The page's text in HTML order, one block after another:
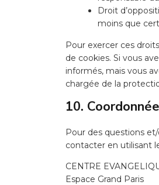
Droit
moins que
Pour exercer ces
de cookies. Si vous
informés, mais vous
chargée de la
10.
Pour des questions
contacter en utilisant
CENTRE
Espace Grand Paris